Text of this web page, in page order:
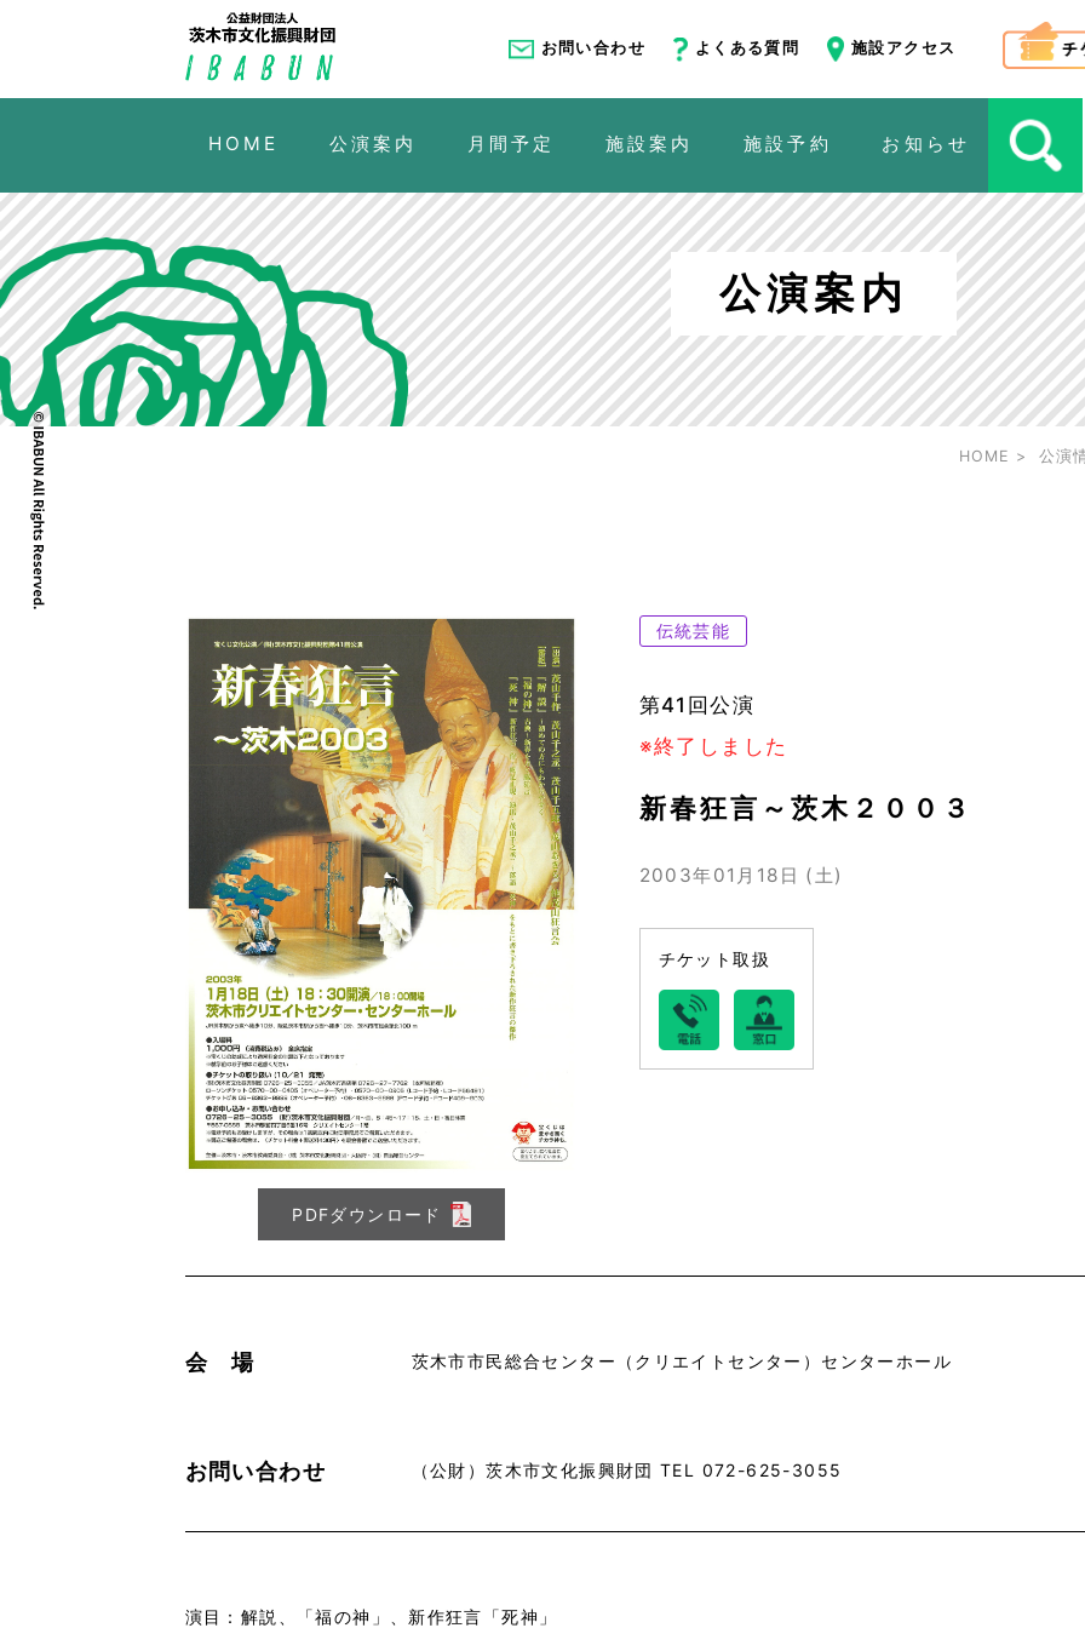
お問い合わせ よくある質問 施設アクセス
HOME 公演案内 月間予定 施設案内 施設予約 お知らせ
公演案内
HOME 公演
PDFダウンロード
伝統芸能
第41回公演
※終了しました
新春狂言～茨木２００３
2003年01月18日 (土)
チケット取扱
会 場 茨木市市民総合センター（クリエイトセンター）センターホール
お問い合わせ （公財）茨木市文化振興財団 TEL 072-625-3055
演目：解説、「福の神」、新作狂言「死神」